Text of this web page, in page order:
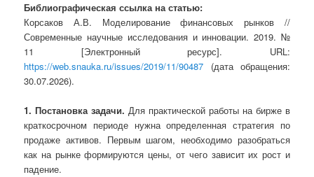
Библиографическая ссылка на статью:
Корсаков А.В. Моделирование финансовых рынков //
Современные научные исследования и инновации. 2019. №
11 [Электронный ресурс]. URL:
https://web.snauka.ru/issues/2019/11/90487 (дата обращения:
30.07.2026).
1. Постановка задачи. Для практической работы на бирже в
краткосрочном периоде нужна определенная стратегия по
продаже активов. Первым шагом, необходимо разобраться
как на рынке формируются цены, от чего зависит их рост и
падение.